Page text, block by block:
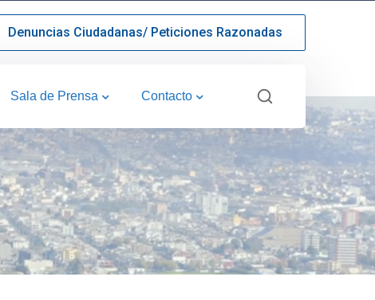
Denuncias Ciudadanas/ Peticiones Razonadas
Sala de Prensa Contacto